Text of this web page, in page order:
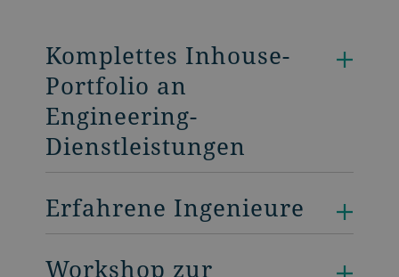
Komplettes Inhouse-
Portfolio an
Engineering-
Dienstleistungen
Erfahrene Ingenieure
Workshop zur